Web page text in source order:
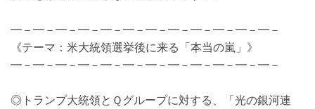
━－━－━－━－━－━－━－━－━－━－━－━－
《テーマ：米大統領選挙後に来る「本当の嵐」》
━－━－━－━－━－━－━－━－━－━－━－━－
◎トランプ大統領とＱグループに対する、「光の銀河連